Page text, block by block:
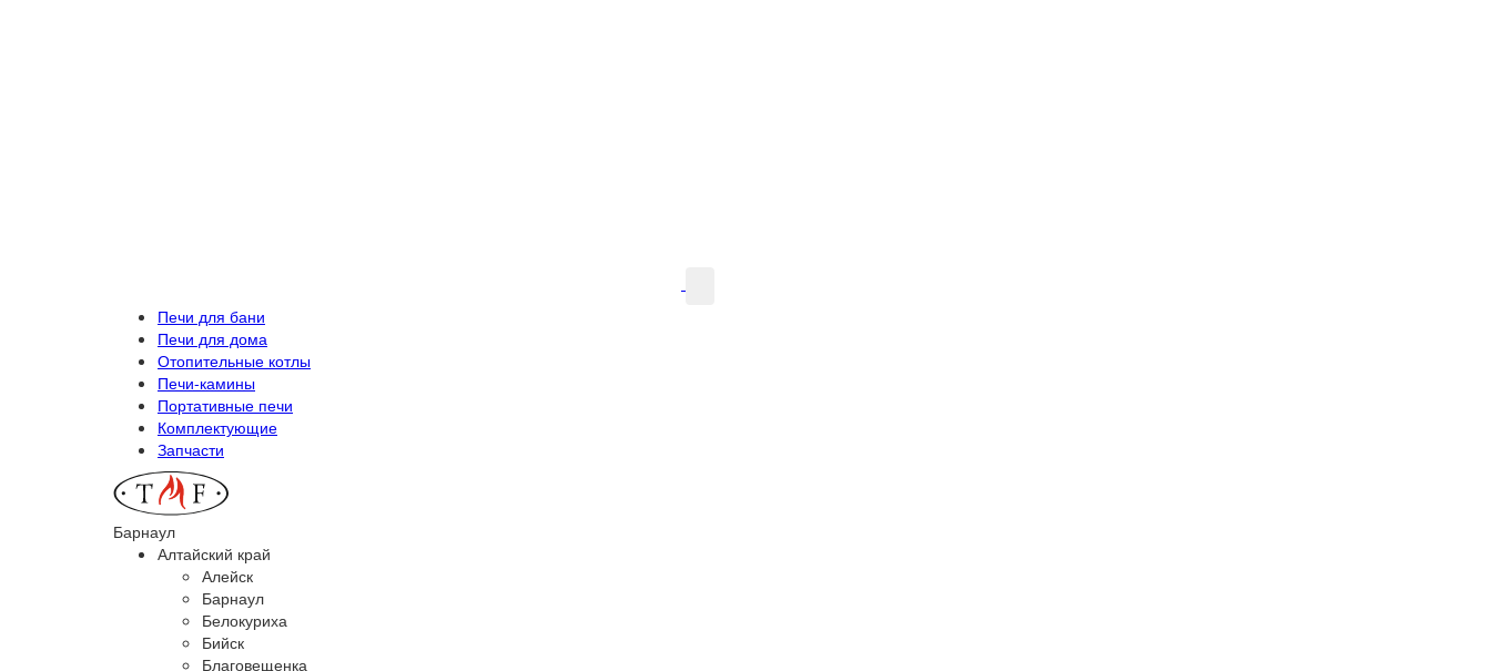
Печи для бани
Печи для дома
Отопительные котлы
Печи-камины
Портативные печи
Комплектующие
Запчасти
Барнаул
Алтайский край
Алейск
Барнаул
Белокуриха
Бийск
Благовещенка